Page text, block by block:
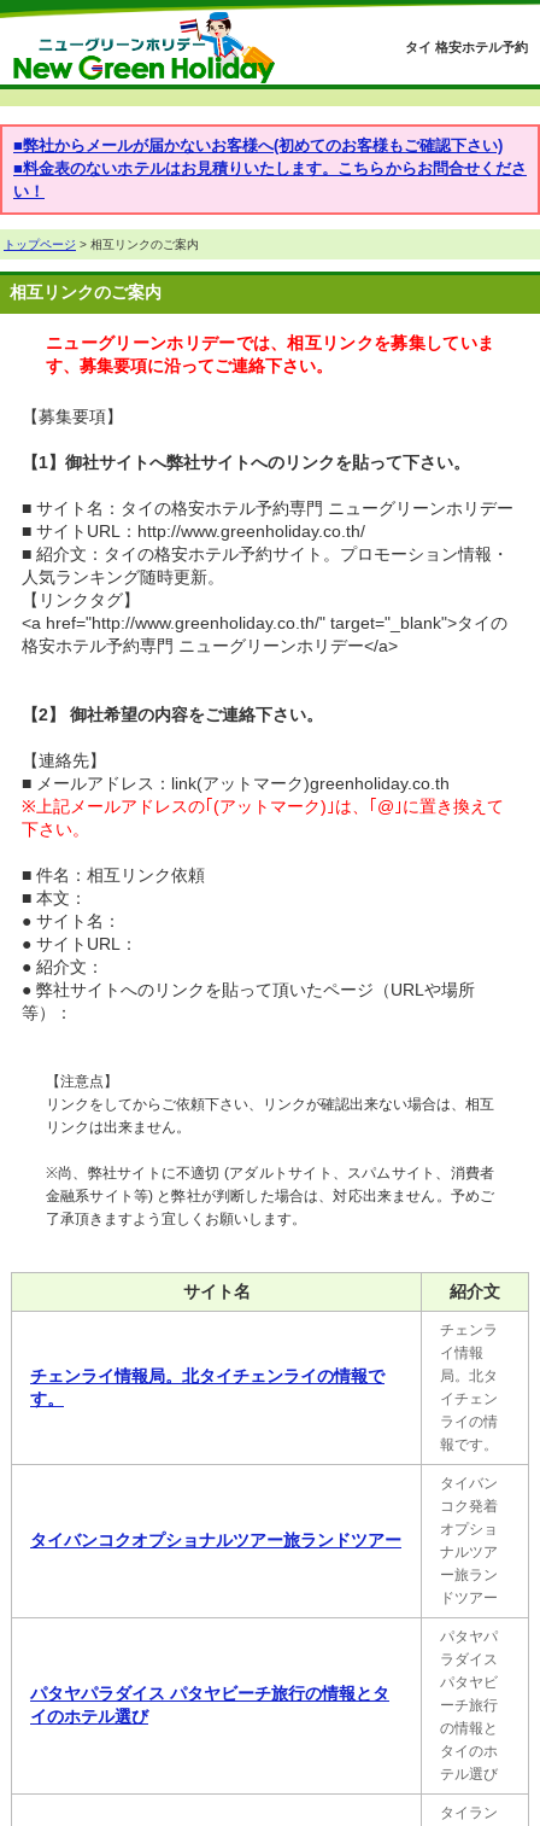
タイ 格安ホテル予約
■弊社からメールが届かないお客様へ(初めてのお客様もご確認下さい)
■料金表のないホテルはお見積りいたします。こちらからお問合せくださ
い！
トップページ > 相互リンクのご案内
相互リンクのご案内
ニューグリーンホリデーでは、相互リンクを募集していま
す、募集要項に沿ってご連絡下さい。
【募集要項】
【1】御社サイトへ弊社サイトへのリンクを貼って下さい。
■ サイト名：タイの格安ホテル予約専門 ニューグリーンホリデー
■ サイトURL：http://www.greenholiday.co.th/
■ 紹介文：タイの格安ホテル予約サイト。プロモーション情報・
人気ランキング随時更新。
【リンクタグ】
<a href="http://www.greenholiday.co.th/" target="_blank">タイの
格安ホテル予約専門 ニューグリーンホリデー</a>
【2】 御社希望の内容をご連絡下さい。
【連絡先】
■ メールアドレス：link(アットマーク)greenholiday.co.th
※上記メールアドレスの｢(アットマーク)｣は、｢@｣に置き換えて
下さい。
■ 件名：相互リンク依頼
■ 本文：
● サイト名：
● サイトURL：
● 紹介文：
● 弊社サイトへのリンクを貼って頂いたページ（URLや場所
等）：
【注意点】
リンクをしてからご依頼下さい、リンクが確認出来ない場合は、相互
リンクは出来ません。
※尚、弊社サイトに不適切 (アダルトサイト、スパムサイト、消費者
金融系サイト等) と弊社が判断した場合は、対応出来ません。予めご
了承頂きますよう宜しくお願いします。
サイト名 紹介文
チェンライ情報局。北タイチェンライの情報で
す。
チェンラ
イ情報
局。北タ
イチェン
ライの情
報です。
タイバンコクオプショナルツアー旅ランドツアー
タイバン
コク発着
オプショ
ナルツア
ー旅ラン
ドツアー
パタヤパラダイス パタヤビーチ旅行の情報とタ
イのホテル選び
パタヤパ
ラダイス
パタヤビ
ーチ旅行
の情報と
タイのホ
テル選び
タイラン